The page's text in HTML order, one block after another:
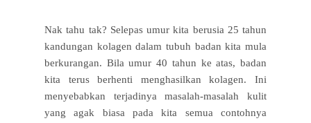
Nak tahu tak? Selepas umur kita berusia 25 tahun
kandungan kolagen dalam tubuh badan kita mula
berkurangan. Bila umur 40 tahun ke atas, badan
kita terus berhenti menghasilkan kolagen. Ini
menyebabkan terjadinya masalah-masalah kulit
yang agak biasa pada kita semua contohnya